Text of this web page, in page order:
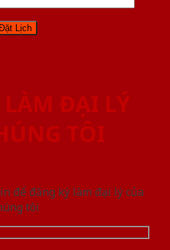
ĐẠI LÝ
TÔI
để đăng ký làm đại lý của
tôi